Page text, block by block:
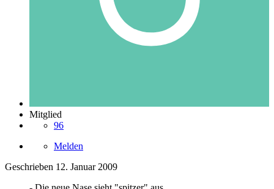
Mitglied
96
Melden
Geschrieben 12. Januar 2009